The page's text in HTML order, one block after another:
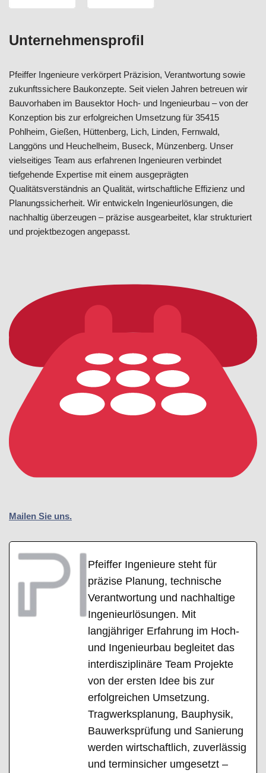
Unternehmensprofil
Pfeiffer Ingenieure verkörpert Präzision, Verantwortung sowie
zukunftssichere Baukonzepte. Seit vielen Jahren betreuen wir
Bauvorhaben im Bausektor Hoch- und Ingenieurbau – von der
Konzeption bis zur erfolgreichen Umsetzung für 35415
Pohlheim, Gießen, Hüttenberg, Lich, Linden, Fernwald,
Langgöns und Heuchelheim, Buseck, Münzenberg. Unser
vielseitiges Team aus erfahrenen Ingenieuren verbindet
tiefgehende Expertise mit einem ausgeprägten
Qualitätsverständnis an Qualität, wirtschaftliche Effizienz und
Planungssicherheit. Wir entwickeln Ingenieurlösungen, die
nachhaltig überzeugen – präzise ausgearbeitet, klar strukturiert
und projektbezogen angepasst.
Mailen Sie uns.
Pfeiffer Ingenieure steht für
präzise Planung, technische
Verantwortung und nachhaltige
Ingenieurlösungen. Mit
langjähriger Erfahrung im Hoch-
und Ingenieurbau begleitet das
interdisziplinäre Team Projekte
von der ersten Idee bis zur
erfolgreichen Umsetzung.
Tragwerksplanung, Bauphysik,
Bauwerksprüfung und Sanierung
werden wirtschaftlich, zuverlässig
und terminsicher umgesetzt –